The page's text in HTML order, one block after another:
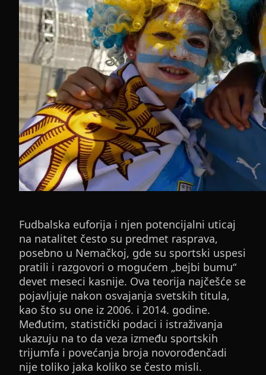
Fudbalska euforija i njen potencijalni uticaj
na natalitet često su predmet rasprava,
posebno u Nemačkoj, gde su sportski uspesi
pratili i razgovori o mogućem „bejbi bumu“
devet meseci kasnije. Ova teorija najčešće se
pojavljuje nakon osvajanja svetskih titula,
kao što su one iz 2006. i 2014. godine.
Međutim, statistički podaci i istraživanja
ukazuju na to da veza između sportskih
trijumfa i povećanja broja novorođenčadi
nije toliko jaka koliko se često misli.